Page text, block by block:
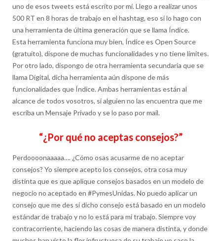
uno de esos tweets está escrito por mí. Llego a realizar unos
500 RT en 8 horas de trabajo en el hashtag, eso si lo hago con
una herramienta de última generación que se llama Índice.
Esta herramienta funciona muy bien, Índice es Open Source
(gratuito), dispone de muchas funcionalidades y no tiene límites.
Por otro lado, dispongo de otra herramienta secundaria que se
llama Dígital, dicha herramienta aún dispone de más
funcionalidades que Índice. Ambas herramientas están al
alcance de todos vosotros, si alguien no las encuentra que me
escriba un Mensaje Privado y se lo paso por mail.
“¿Por qué no aceptas consejos?”
Perdoooonaaaaa…. ¿Cómo osas acusarme de no aceptar
consejos? Yo siempre acepto los consejos, otra cosa muy
distinta que es que aplique consejos basados en un modelo de
negocio no aceptado en #PymesUnidas. No puedo aplicar un
consejo que me des si dicho consejo está basado en un modelo
estándar de trabajo y no lo está para mi trabajo. Siempre voy
contracorriente, haciendo las cosas de manera distinta, y donde